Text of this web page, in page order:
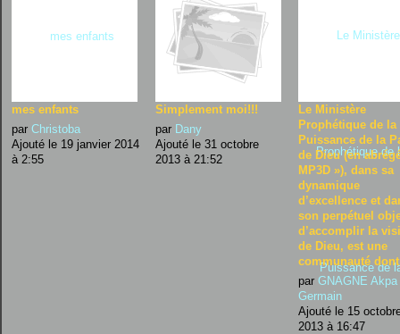
mes enfants
parChristoba
Ajouté le 19 janvier 2014
à 2:55
Simplement moi!!!
par Dany
Ajouté le 31 octobre
2013 à 21:52
Le Ministère
Prophétique de la
Puissance de la
de Dieu (en
MP3D »), dans sa
dynamique
d’excellence et
son perpétuel
d’accomplir la
de Dieu, est une
communauté dont
par GNAGNE Akpa
Germain
Ajouté le 15
2013 à 16:47